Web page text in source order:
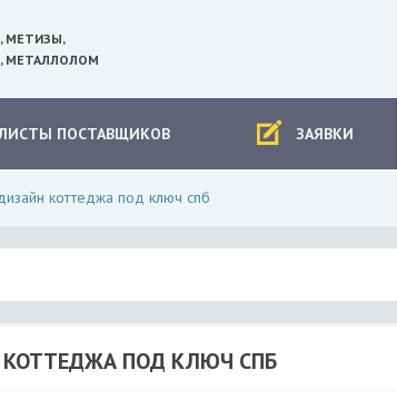
МЕТИЗЫ,
МЕТАЛЛОЛОМ
ПОСТАВЩИКОВ ЗАЯВКИ
коттеджа под ключ спб
ПОД КЛЮЧ СПБ